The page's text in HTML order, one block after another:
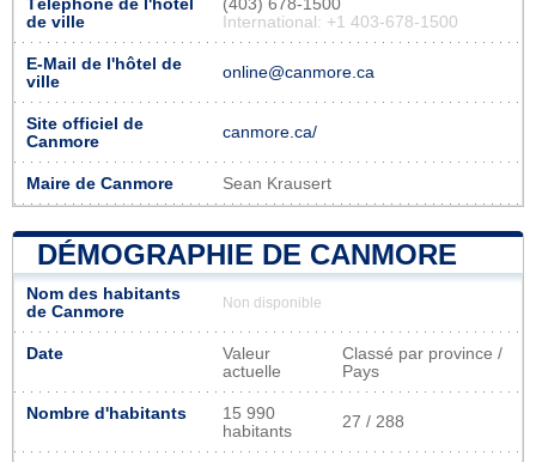
Téléphone de l'hôtel
de ville
(403) 678-1500
International: +1 403-678-1500
E-Mail de l'hôtel de
ville
online@canmore.ca
Site officiel de
Canmore
canmore.ca/
Maire de Canmore Sean Krausert
DÉMOGRAPHIE DE CANMORE
Nom des habitants
de Canmore
Non disponible
Date
Valeur
actuelle
Classé par province /
Pays
Nombre d'habitants
15 990
habitants
27 / 288